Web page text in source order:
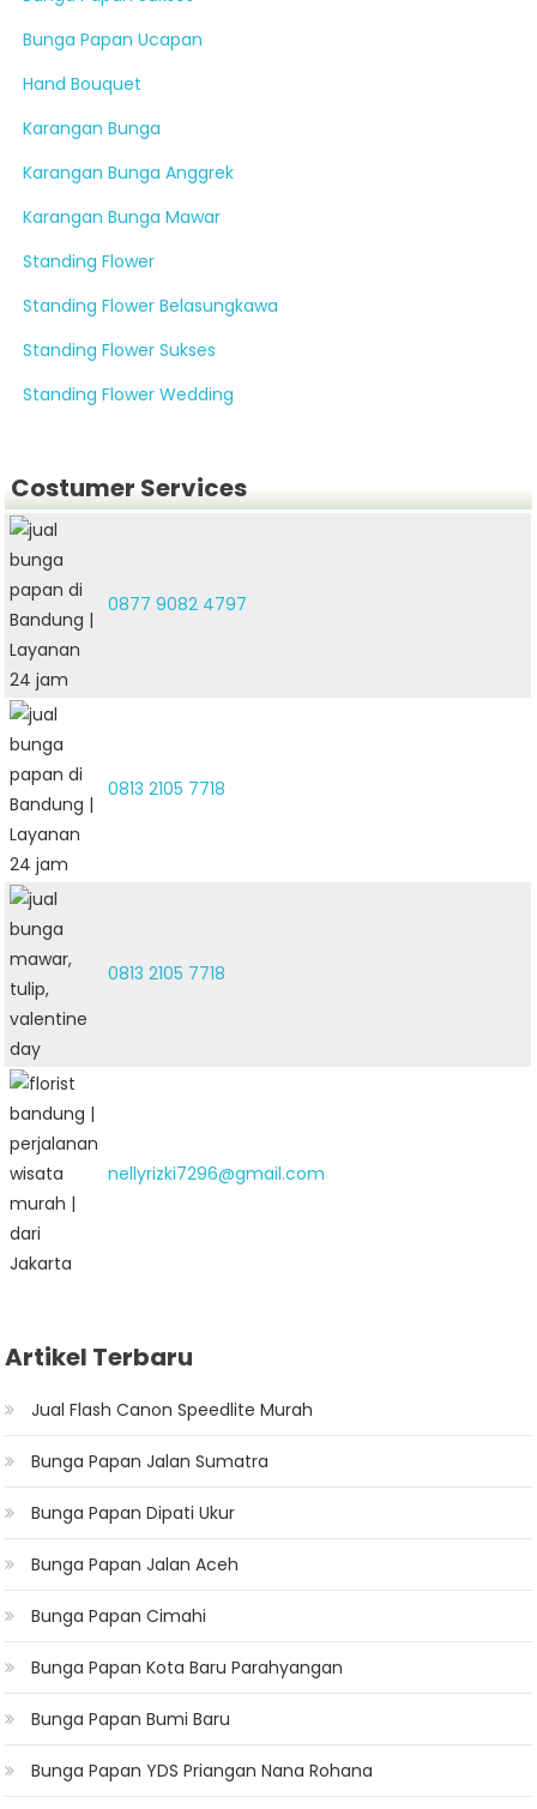
Bunga Papan Ucapan
Hand Bouquet
Karangan Bunga
Karangan Bunga Anggrek
Karangan Bunga Mawar
Standing Flower
Standing Flower Belasungkawa
Standing Flower Sukses
Standing Flower Wedding
Costumer Services
0877 9082 4797
0813 2105 7718
0813 2105 7718
nellyrizki7296@gmail.com
Artikel Terbaru
Jual Flash Canon Speedlite Murah
Bunga Papan Jalan Sumatra
Bunga Papan Dipati Ukur
Bunga Papan Jalan Aceh
Bunga Papan Cimahi
Bunga Papan Kota Baru Parahyangan
Bunga Papan Bumi Baru
Bunga Papan YDS Priangan Nana Rohana